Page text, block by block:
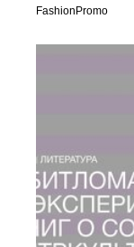
FashionPromo